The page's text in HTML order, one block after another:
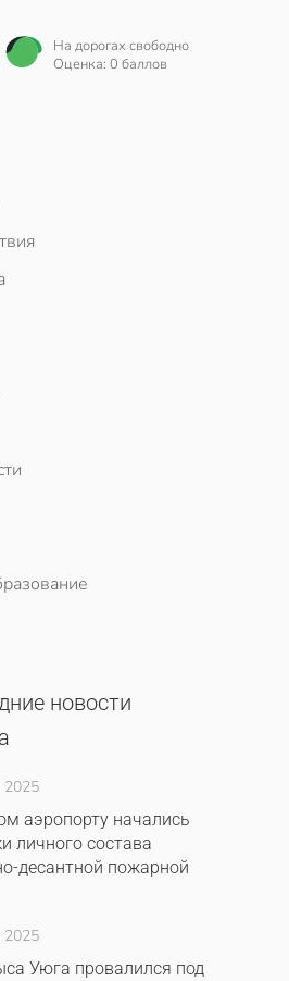
На дорогах свободно
Оценка: 0 баллов
новости
2025
аэропорту начались
личного состава
десантной пожарной
2025
Уюга провалился под